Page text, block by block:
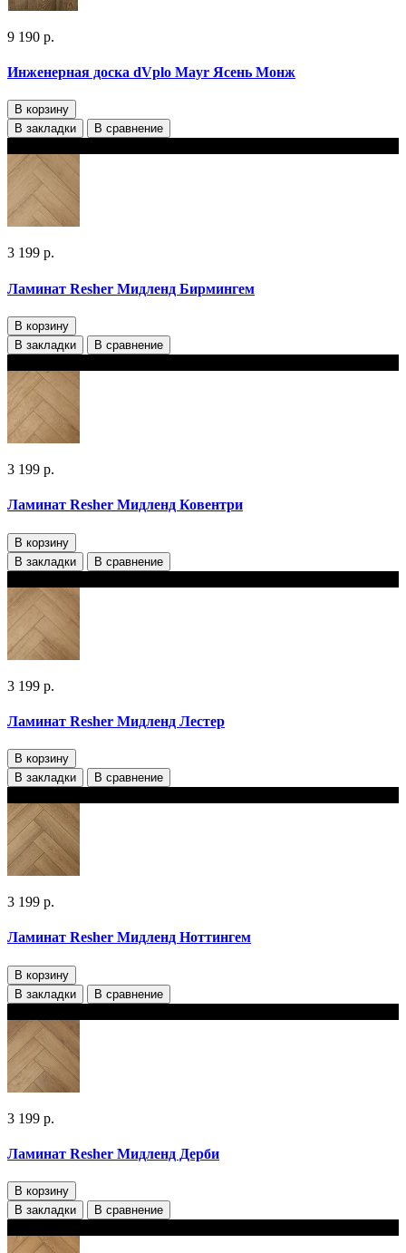
9 190 р.
Инженерная доска dVplo Mayr Ясень Монж‎
В корзину
В закладки
В сравнение
3 199 р.
Ламинат Resher Мидленд Бирмингем
В корзину
В закладки
В сравнение
3 199 р.
Ламинат Resher Мидленд Ковентри
В корзину
В закладки
В сравнение
3 199 р.
Ламинат Resher Мидленд Лестер
В корзину
В закладки
В сравнение
3 199 р.
Ламинат Resher Мидленд Ноттингем
В корзину
В закладки
В сравнение
3 199 р.
Ламинат Resher Мидленд Дерби
В корзину
В закладки
В сравнение